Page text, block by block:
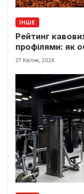
ІНШЕ
Рейтинг
профілями: як
27 Квітня, 2026